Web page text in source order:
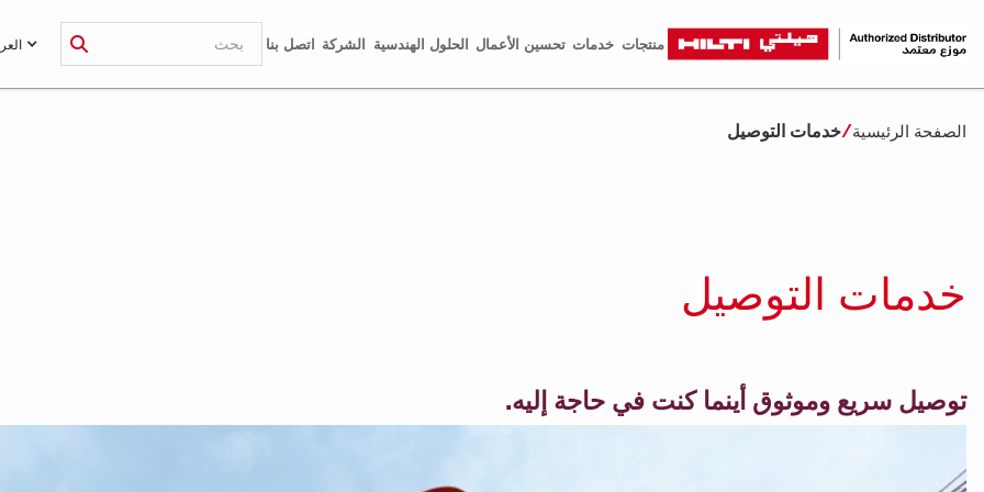
منتجات خدمات تحسين الأعمال الحلول الهندسية الشركة اتصل بنا
الصفحة الرئيسية خدمات التوصيل
خدمات التوصيل
توصيل سريع وموثوق أينما كنت في حاجة إليه.